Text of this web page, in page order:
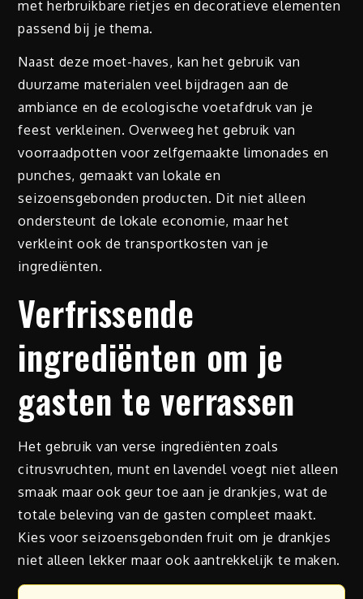
met herbruikbare rietjes en decoratieve elementen
passend bij je thema.
Naast deze moet-haves, kan het gebruik van
duurzame materialen veel bijdragen aan de
ambiance en de ecologische voetafdruk van je
feest verkleinen. Overweeg het gebruik van
voorraadpotten voor zelfgemaakte limonades en
punches, gemaakt van lokale en
seizoensgebonden producten. Dit niet alleen
ondersteunt de lokale economie, maar het
verkleint ook de transportkosten van je
ingrediënten.
Verfrissende
ingrediënten om je
gasten te verrassen
Het gebruik van verse ingrediënten zoals
citrusvruchten, munt en lavendel voegt niet alleen
smaak maar ook geur toe aan je drankjes, wat de
totale beleving van de gasten compleet maakt.
Kies voor seizoensgebonden fruit om je drankjes
niet alleen lekker maar ook aantrekkelijk te maken.